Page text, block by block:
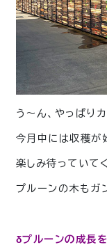
う〜ん、やっぱり
今月中には収穫
楽しみ待っていて
プルーンの木もガ
δプルーンの成長